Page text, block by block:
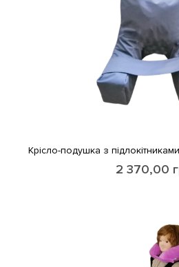
Крісло-подушка з
2 370,00